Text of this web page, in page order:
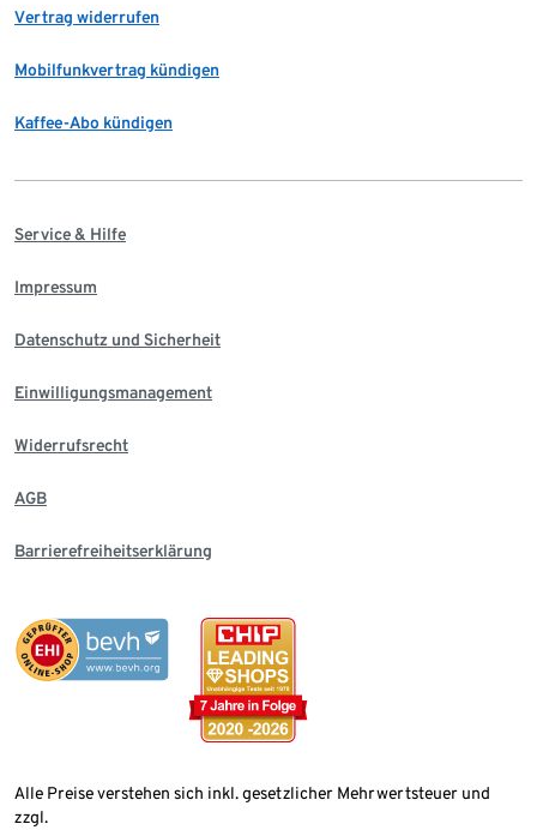
Vertrag widerrufen
Mobilfunkvertrag kündigen
Kaffee-Abo kündigen
Service & Hilfe
Impressum
Datenschutz und Sicherheit
Einwilligungsmanagement
Widerrufsrecht
AGB
Barrierefreiheitserklärung
Alle Preise verstehen sich inkl. gesetzlicher Mehrwertsteuer und
zzgl.